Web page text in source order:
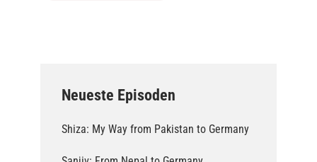
Neueste Episoden
Shiza: My Way from Pakistan to Germany